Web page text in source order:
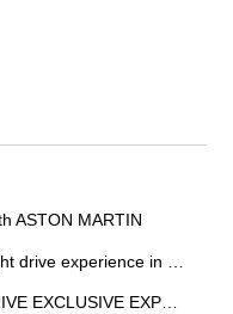
ASTON MARTIN
experience in Fukuoka
IN KITAKYUSHU